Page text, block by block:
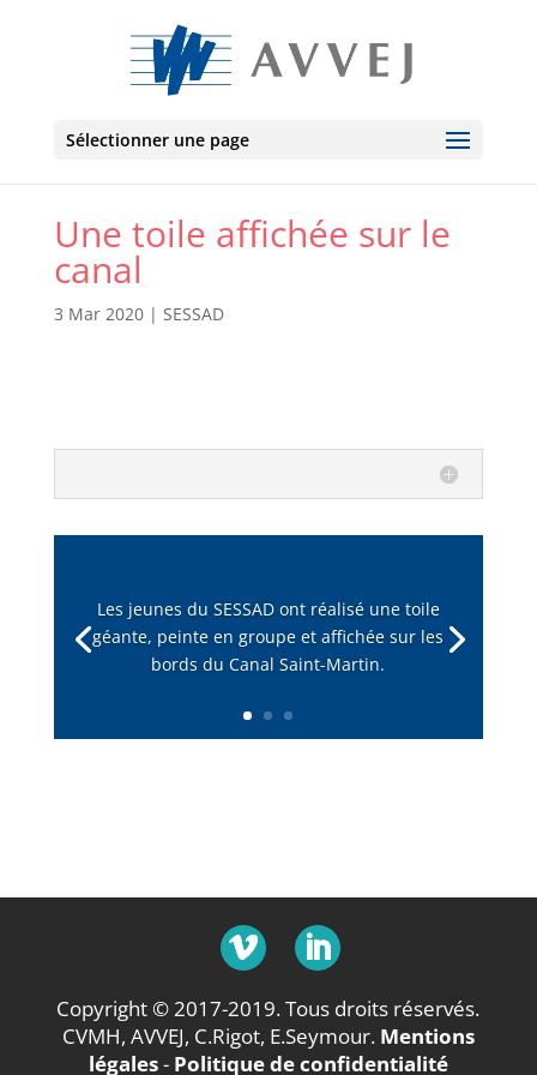
Sélectionner une page
Une toile affichée sur le
canal
3 Mar 2020| SESSAD
Les jeunes du SESSAD ont réalisé une toile
géante, peinte en groupe et affichée sur les
bords du Canal Saint-Martin.
Copyright © 2017-2019. Tous droits réservés.
CVMH, AVVEJ, C.Rigot, E.Seymour. Mentions
légales- Politique de confidentialité